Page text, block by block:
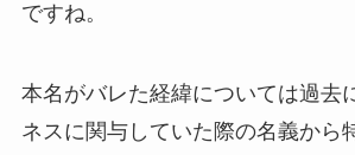
ですね。
本名がバレた経緯については過去
ネスに関与していた際の名義から